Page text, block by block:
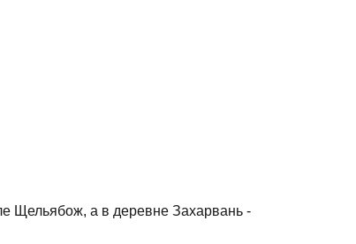
Щельябож, а в деревне Захарвань -